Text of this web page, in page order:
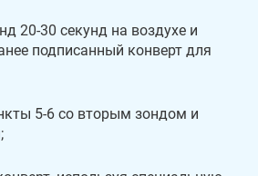
20-30 секунд на воздухе и
подписанный конверт для
5-6 со вторым зондом и